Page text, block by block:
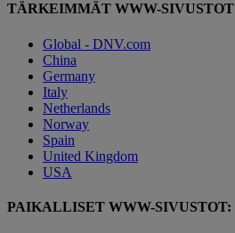
TÄRKEIMMÄT WWW-SIVUSTOT
Global - DNV.com
China
Germany
Italy
Netherlands
Norway
Spain
United Kingdom
USA
PAIKALLISET WWW-SIVUSTOT: